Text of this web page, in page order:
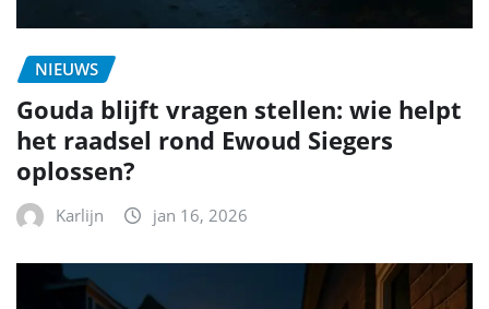
NIEUWS
Gouda blijft vragen stellen: wie helpt
het raadsel rond Ewoud Siegers
oplossen?
Karlijn jan 16, 2026